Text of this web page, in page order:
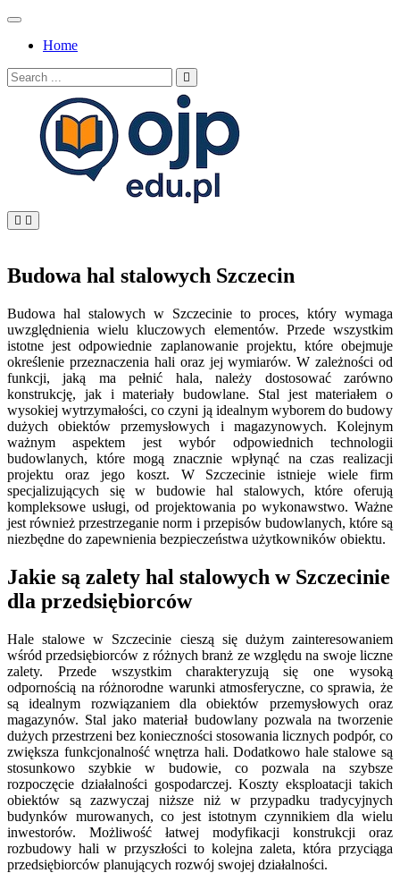
Skip
contentHome
Search
for:
Budowa hal stalowych Szczecin
Budowa hal stalowych w Szczecinie to proces, który wymaga
uwzględnienia wielu kluczowych elementów. Przede wszystkim
istotne jest odpowiednie zaplanowanie projektu, które obejmuje
określenie przeznaczenia hali oraz jej wymiarów. W zależności od
funkcji, jaką ma pełnić hala, należy dostosować zarówno
konstrukcję, jak i materiały budowlane. Stal jest materiałem o
wysokiej wytrzymałości, co czyni ją idealnym wyborem do budowy
dużych obiektów przemysłowych i magazynowych. Kolejnym
ważnym aspektem jest wybór odpowiednich technologii
budowlanych, które mogą znacznie wpłynąć na czas realizacji
projektu oraz jego koszt. W Szczecinie istnieje wiele firm
specjalizujących się w budowie hal stalowych, które oferują
kompleksowe usługi, od projektowania po wykonawstwo. Ważne
jest również przestrzeganie norm i przepisów budowlanych, które są
niezbędne do zapewnienia bezpieczeństwa użytkowników obiektu.
Jakie są zalety hal stalowych w Szczecinie
dla przedsiębiorców
Hale stalowe w Szczecinie cieszą się dużym zainteresowaniem
wśród przedsiębiorców z różnych branż ze względu na swoje liczne
zalety. Przede wszystkim charakteryzują się one wysoką
odpornością na różnorodne warunki atmosferyczne, co sprawia, że
są idealnym rozwiązaniem dla obiektów przemysłowych oraz
magazynów. Stal jako materiał budowlany pozwala na tworzenie
dużych przestrzeni bez konieczności stosowania licznych podpór, co
zwiększa funkcjonalność wnętrza hali. Dodatkowo hale stalowe są
stosunkowo szybkie w budowie, co pozwala na szybsze
rozpoczęcie działalności gospodarczej. Koszty eksploatacji takich
obiektów są zazwyczaj niższe niż w przypadku tradycyjnych
budynków murowanych, co jest istotnym czynnikiem dla wielu
inwestorów. Możliwość łatwej modyfikacji konstrukcji oraz
rozbudowy hali w przyszłości to kolejna zaleta, która przyciąga
przedsiębiorców planujących rozwój swojej działalności.